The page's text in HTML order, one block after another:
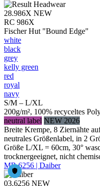
28.986X NEW
RC 986X
Fischer Hut "Bound Edge"
white
black
grey
kelly green
red
royal
navy
S/M – L/XL
200g/m², 100% recyceltes
neutral label NEW 2026
Breite Krempe, 8 Ziernähte
neutrales Größenlabel, in 2
Größe L/XL = 60cm, 30°
trocknergeeignet, nicht
MB 6256 | Daiber
03.6256 NEW